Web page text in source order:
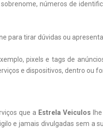
números de
tirar dúvidas ou
pixels e tags de
e dispositivos, dentro ou
que a Estrela Veiculos
e jamais divulgadas sem a